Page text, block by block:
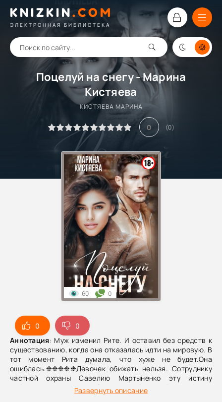
KNIZKIN.COM
ЭЛЕКТРОННАЯ БИБЛИОТЕКА
Поцелуй на снегу - Марина
Кистяева
КИСТЯЕВА МАРИНА
0 (0)
0
0
Аннотация: Муж изменил Рите. И оставил без средств к
существованию, когда она отказалась идти на мировую. В
тот момент Рита думала, что хуже не будет.Она
ошиблась.❉❉❉❉❉Девочек обижать нельзя. Сотруднику
частной охраны Савелию Мартыненко эту истину
«вбивали» с детства. Он и не обижал. Вроде…А тут
обидел.Девушка постучалась к нему заснеженной ночью.
Развернуть описание
60 0